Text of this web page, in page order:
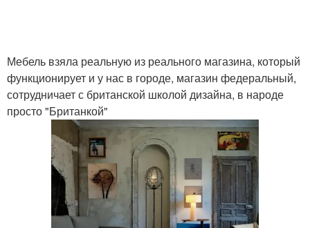
Мебель взяла реальную из реального магазина, который
функционирует и у нас в городе, магазин федеральный,
сотрудничает с британской школой дизайна, в народе
просто "Британкой"